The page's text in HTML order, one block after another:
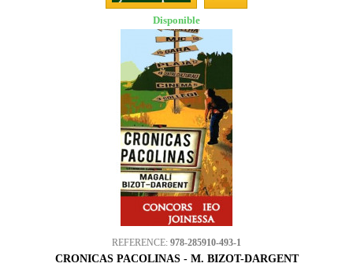
Disponible
REFERENCE: 978-285910-493-1
CRONICAS PACOLINAS - M. BIZOT-DARGENT